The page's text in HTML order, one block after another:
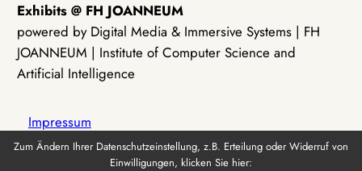
Exhibits @ FH JOANNEUM
powered by Digital Media & Immersive Systems | FH
JOANNEUM | Institute of Computer Science and
Artificial Intelligence
Impressum
Zum Ändern Ihrer Datenschutzeinstellung, z.B. Erteilung oder Widerruf von
Einwilligungen, klicken Sie hier: